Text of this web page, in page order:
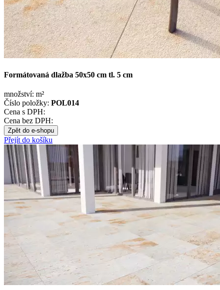
Formátovaná dlažba 50x50 cm tl. 5 cm
množství: m²
Číslo položky: POL014
Cena s DPH:
Cena bez DPH:
Zpět do e-shopu
Přejít do košíku